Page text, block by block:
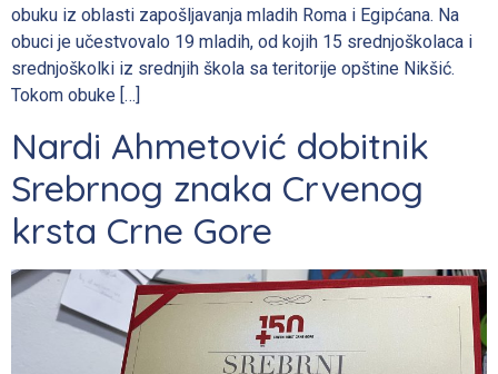
obuku iz oblasti zapošljavanja mladih Roma i Egipćana. Na
obuci je učestvovalo 19 mladih, od kojih 15 srednjoškolaca i
srednjoškolki iz srednjih škola sa teritorije opštine Nikšić.
Tokom obuke […]
Nardi Ahmetović dobitnik
Srebrnog znaka Crvenog
krsta Crne Gore